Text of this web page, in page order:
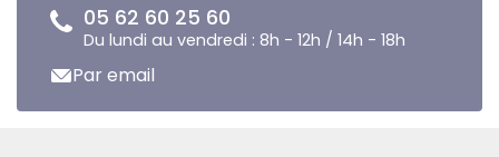
05 62 60 25 60
Du lundi au vendredi : 8h - 12h / 14h - 18h
Par email